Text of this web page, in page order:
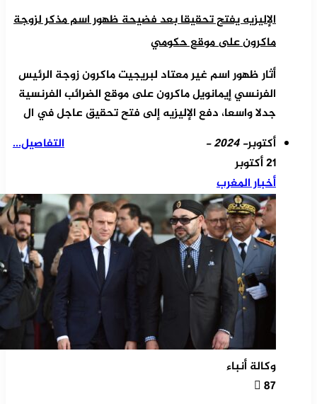
الإليزيه يفتح تحقيقا بعد فضيحة ظهور اسم مذكر لزوجة
ماكرون على موقع حكومي
أثار ظهور اسم غير معتاد لبريجيت ماكرون زوجة الرئيس
الفرنسي إيمانويل ماكرون على موقع الضرائب الفرنسية
جدلا واسعا، دفع الإليزيه إلى فتح تحقيق عاجل في ال
التفاصيل...
أكتوبر- 2024 -
21 أكتوبر
أخبار المغرب
وكالة أنباء
87